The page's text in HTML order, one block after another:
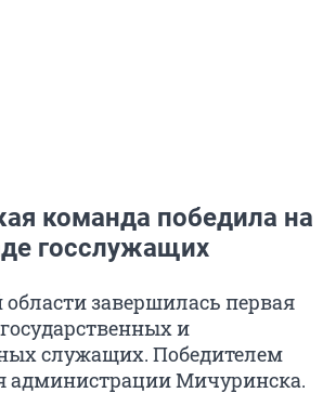
команда победила на
госслужащих
завершилась первая
и
служащих. Победителем
администрации Мичуринска.